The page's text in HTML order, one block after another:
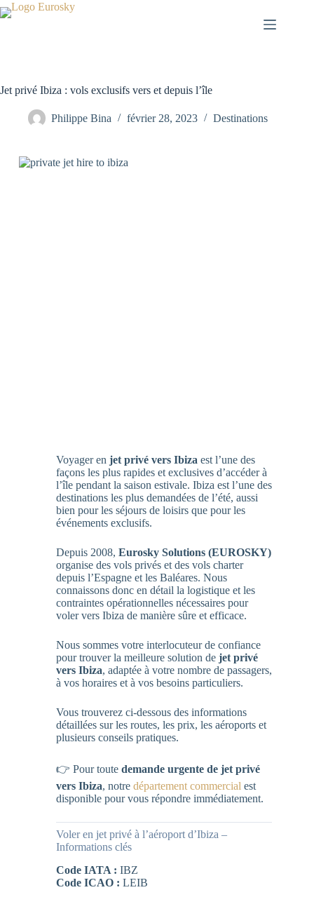
Passer
au
Jet privé Ibiza : vols exclusifs vers et depuis l’île
Philippe Bina février 28, 2023 Destinations
Voyager en jet privé vers Ibiza est l’une des
façons les plus rapides et exclusives d’accéder à
l’île pendant la saison estivale. Ibiza est l’une des
destinations les plus demandées de l’été, aussi
bien pour les séjours de loisirs que pour les
événements exclusifs.
Depuis 2008, Eurosky Solutions (EUROSKY)
organise des vols privés et des vols charter
depuis l’Espagne et les Baléares. Nous
connaissons donc en détail la logistique et les
contraintes opérationnelles nécessaires pour
voler vers Ibiza de manière sûre et efficace.
Nous sommes votre interlocuteur de confiance
pour trouver la meilleure solution de jet privé
vers Ibiza, adaptée à votre nombre de passagers,
à vos horaires et à vos besoins particuliers.
Vous trouverez ci-dessous des informations
détaillées sur les routes, les prix, les aéroports et
plusieurs conseils pratiques.
👉 Pour toute demande urgente de jet privé
vers Ibiza, notre département commercial est
disponible pour vous répondre immédiatement.
Voler en jet privé à l’aéroport d’Ibiza –
Informations clés
Code IATA : IBZ
Code ICAO : LEIB